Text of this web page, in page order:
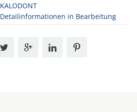
KALODONT
Detailinformationen in Bearbeitung